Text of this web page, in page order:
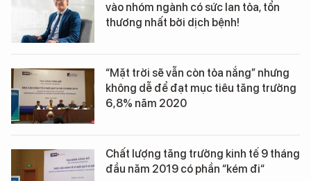
vào nhóm ngành có sức lan tỏa, tổn
thương nhất bởi dịch bệnh!
“Mặt trời sẽ vẫn còn tỏa nắng” nhưng
không dễ để đạt mục tiêu tăng trưởng
6,8% năm 2020
Chất lượng tăng trưởng kinh tế 9 tháng
đầu năm 2019 có phần “kém đi“